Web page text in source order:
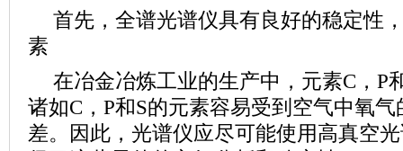
首先，全谱光谱仪具有良好的稳定性
素
在冶金冶炼工业的生产中，元素C，P
诸如C，P和S的元素容易受到空气中氧
差。因此，光谱仪应尽可能使用高真空